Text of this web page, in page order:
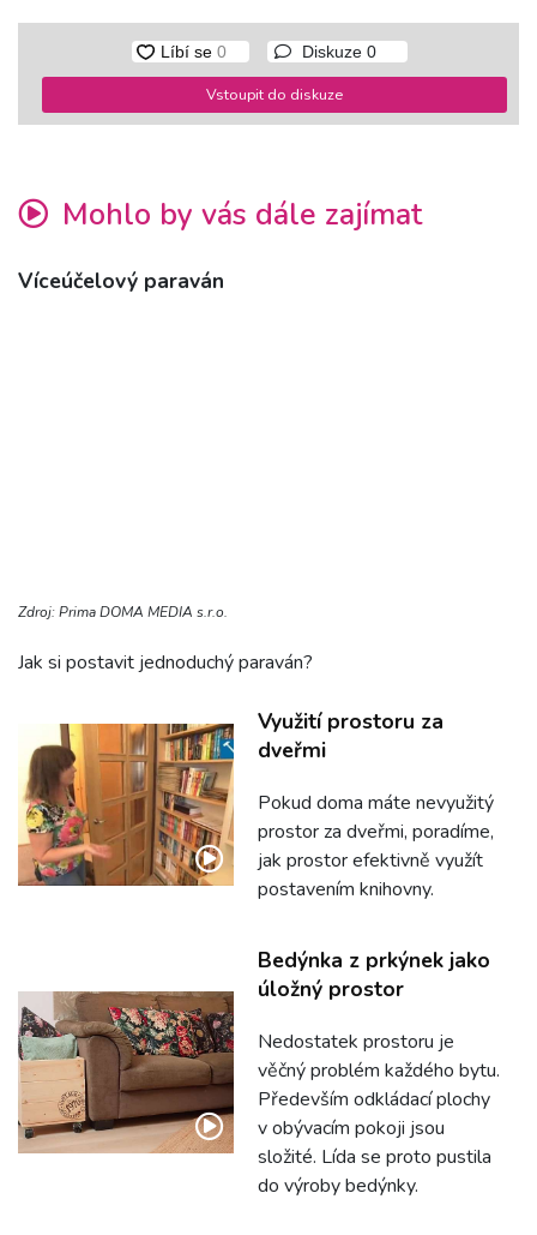
Diskuze 0
Vstoupit do diskuze
Mohlo by vás dále zajímat
Víceúčelový paraván
Zdroj: Prima DOMA MEDIA s.r.o.
Jak si postavit jednoduchý paraván?
Využití prostoru za
dveřmi
Pokud doma máte nevyužitý
prostor za dveřmi, poradíme,
jak prostor efektivně využít
postavením knihovny.
Bedýnka z prkýnek jako
úložný prostor
Nedostatek prostoru je
věčný problém každého bytu.
Především odkládací plochy
v obývacím pokoji jsou
složité. Lída se proto pustila
do výroby bedýnky.